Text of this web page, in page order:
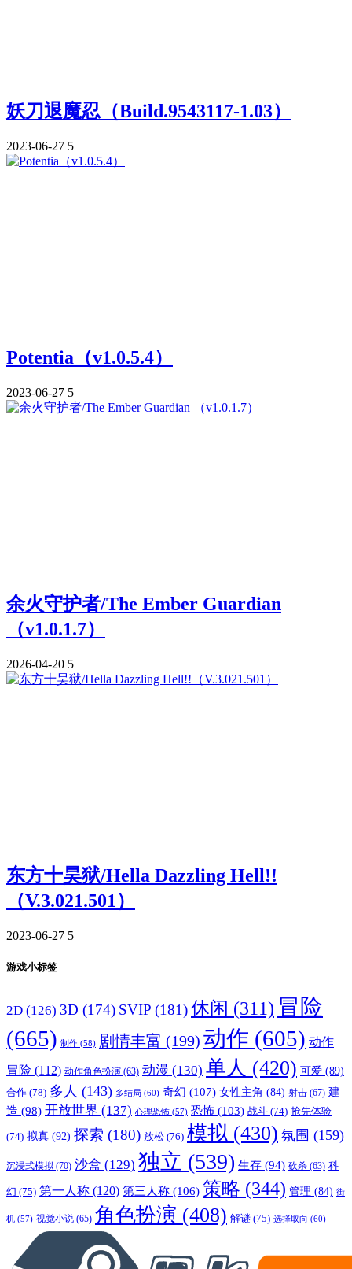
妖刀退魔忍（Build.9543117-1.03）
2023-06-27 5
Potentia（v1.0.5.4）
2023-06-27 5
余火守护者/The Ember Guardian
（v1.0.1.7）
2026-04-20 5
东方十昊狱/Hella Dazzling Hell!!
（V.3.021.501）
2023-06-27 5
游戏小标签
2D (126) 3D (174) SVIP (181)休闲 (311) 冒险
(665) 制作 (58) 剧情丰富 (199) 动作 (605) 动作
冒险 (112) 动作角色扮演 (63) 动漫 (130) 单人 (420) 可爱 (89)
合作 (78) 多人 (143) 多结局 (60) 奇幻 (107) 女性主角 (84) 射击 (67) 建
造 (98) 开放世界 (137) 心理恐怖 (57) 恐怖 (103) 战斗 (74) 抢先体验
(74) 拟真 (92) 探索 (180) 放松 (76) 模拟 (430) 氛围 (159)
沉浸式模拟 (70) 沙盒 (129) 独立 (539) 生存 (94) 砍杀 (63) 科
幻 (75) 第一人称 (120) 第三人称 (106) 策略 (344) 管理 (84) 街
机 (57) 视觉小说 (65) 角色扮演 (408) 解谜 (75) 选择取向 (60)